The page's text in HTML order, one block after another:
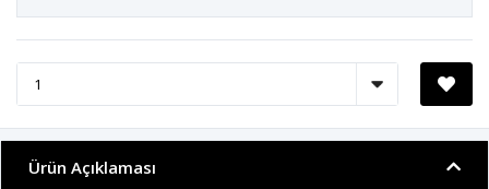
Ürün Açıklaması